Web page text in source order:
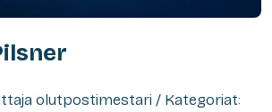
olutpostimestari / Kategoriat: